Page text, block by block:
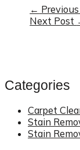
Categories
Carpet
Stain
Stain
Post
←
Next Post